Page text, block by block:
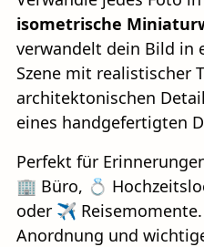
isometrische
verwandelt dein Bild in
Szene mit realistischer
architektonischen
eines handgefertigten
Perfekt für
🏢 Büro, 💍
oder ✈️
Anordnung und